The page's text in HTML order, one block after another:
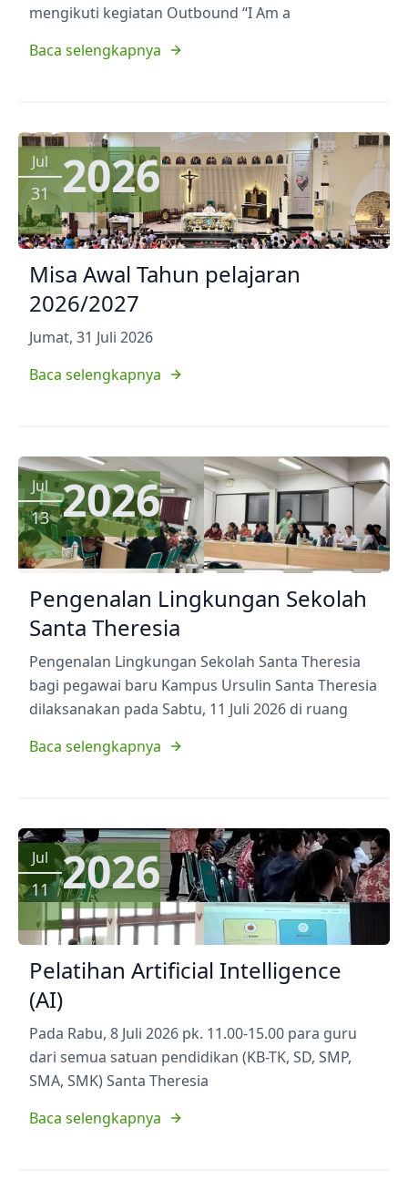
mengikuti kegiatan Outbound “I Am a
Baca selengkapnya
Jul
31 2026
Misa Awal Tahun pelajaran
2026/2027
Jumat, 31 Juli 2026
Baca selengkapnya
Jul
13 2026
Pengenalan Lingkungan Sekolah
Santa Theresia
Pengenalan Lingkungan Sekolah Santa Theresia
bagi pegawai baru Kampus Ursulin Santa Theresia
dilaksanakan pada Sabtu, 11 Juli 2026 di ruang
Baca selengkapnya
Jul
11 2026
Pelatihan Artificial Intelligence
(AI)
Pada Rabu, 8 Juli 2026 pk. 11.00-15.00 para guru
dari semua satuan pendidikan (KB-TK, SD, SMP,
SMA, SMK) Santa Theresia
Baca selengkapnya